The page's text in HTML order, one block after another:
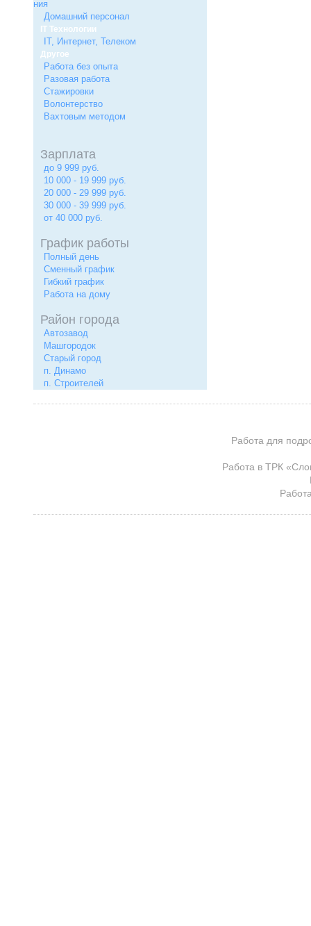
ния
Домашний персонал
IT Технологии
IT, Интернет, Телеком
Другое
Работа без опыта
Разовая работа
Стажировки
Волонтерство
Вахтовым методом
Зарплата
до 9 999 руб.
10 000 - 19 999 руб.
20 000 - 29 999 руб.
30 000 - 39 999 руб.
от 40 000 руб.
График работы
Полный день
Сменный график
Гибкий график
Работа на дому
Район города
Автозавод
Машгородок
Старый город
п. Динамо
п. Строителей
Работа для
Работа в ТРК